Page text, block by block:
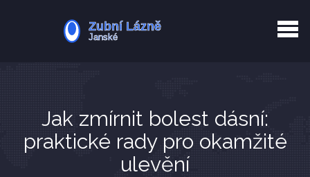
Zotavení po extrakci
Jak zmírnit bolest dásní:
praktické rady pro okamžité
ulevění